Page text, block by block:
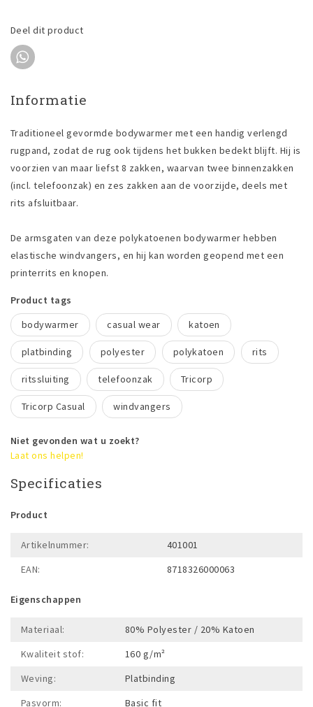
Deel dit product
Informatie
Traditioneel gevormde bodywarmer met een handig verlengd
rugpand, zodat de rug ook tijdens het bukken bedekt blijft. Hij is
voorzien van maar liefst 8 zakken, waarvan twee binnenzakken
(incl. telefoonzak) en zes zakken aan de voorzijde, deels met
rits afsluitbaar.
De armsgaten van deze polykatoenen bodywarmer hebben
elastische windvangers, en hij kan worden geopend met een
printerrits en knopen.
Product tags
bodywarmer
casual wear katoen
platbinding polyester polykatoen rits
ritssluiting telefoonzak Tricorp
Tricorp Casual windvangers
Niet gevonden wat u zoekt?
Laat ons helpen!
Specificaties
Product
Artikelnummer:
401001
EAN:
8718326000063
Eigenschappen
Materiaal:
80% Polyester / 20% Katoen
Kwaliteit stof:
160 g/m²
Weving:
Platbinding
Pasvorm:
Basic fit